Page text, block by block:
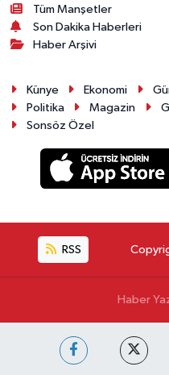
Tüm Manşetler
Son Dakika Haberleri
Haber Arşivi
Künye Ekonomi
Politika
Magazin
Sonsöz Özel
RSS
Haber